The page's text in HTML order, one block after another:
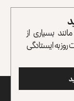
بسیاری از
به ایستادگی